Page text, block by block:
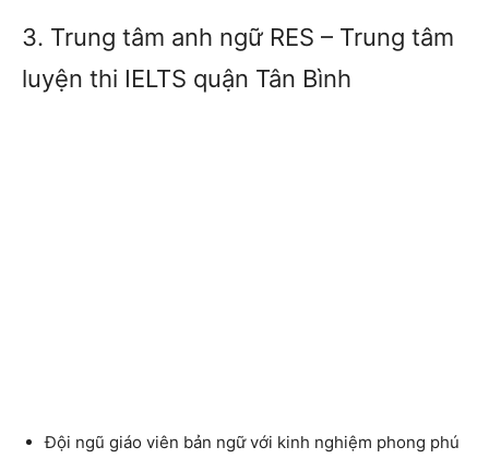
3. Trung tâm anh ngữ RES – Trung tâm
luyện thi IELTS quận Tân Bình
Đội ngũ giáo viên bản ngữ với kinh nghiệm phong phú